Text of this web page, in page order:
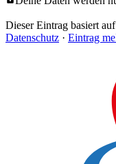
Dieser Eintrag basiert
Datenschutz · Eintrag